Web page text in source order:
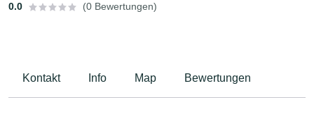
0.0 (0 Bewertungen)
Kontakt Info Map Bewertungen